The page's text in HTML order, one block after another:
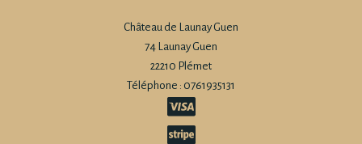
Château de Launay Guen
74 Launay Guen
22210 Plémet
Téléphone : 0761935131